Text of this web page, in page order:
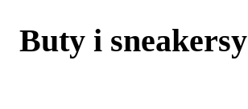
Buty i sneakersy